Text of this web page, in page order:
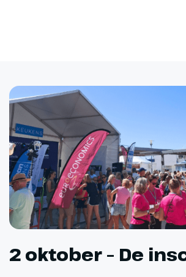
2 oktober – De